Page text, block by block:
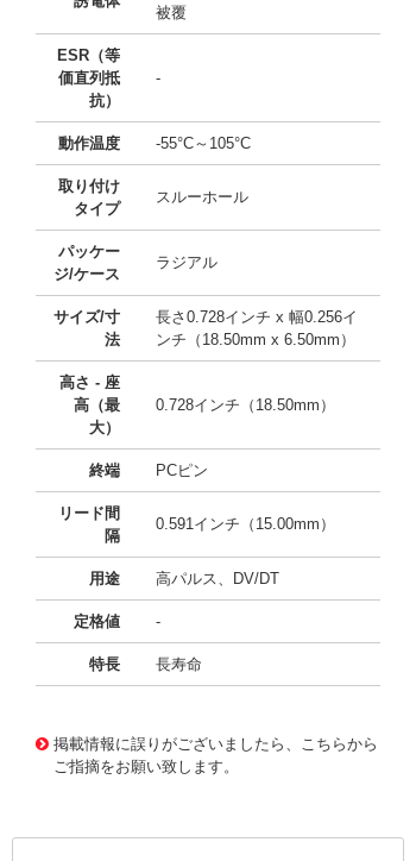
被覆
ESR（等
価直列抵
抗）
-
動作温度 -55°C～105°C
取り付け
タイプ
スルーホール
パッケー
ジ/ケース
ラジアル
サイズ/寸
法
長さ0.728インチ x 幅0.256イ
ンチ（18.50mm x 6.50mm）
高さ - 座
高（最
大）
0.728インチ（18.50mm）
終端 PCピン
リード間
隔
0.591インチ（15.00mm）
用途 高パルス、DV/DT
定格値 -
特長 長寿命
掲載情報に誤りがございましたら、こちらから
ご指摘をお願い致します。